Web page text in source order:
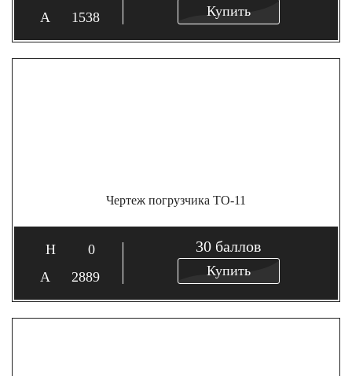
1538
Купить
Чертеж погрузчика ТО-11
0
2889
30 баллов
Купить